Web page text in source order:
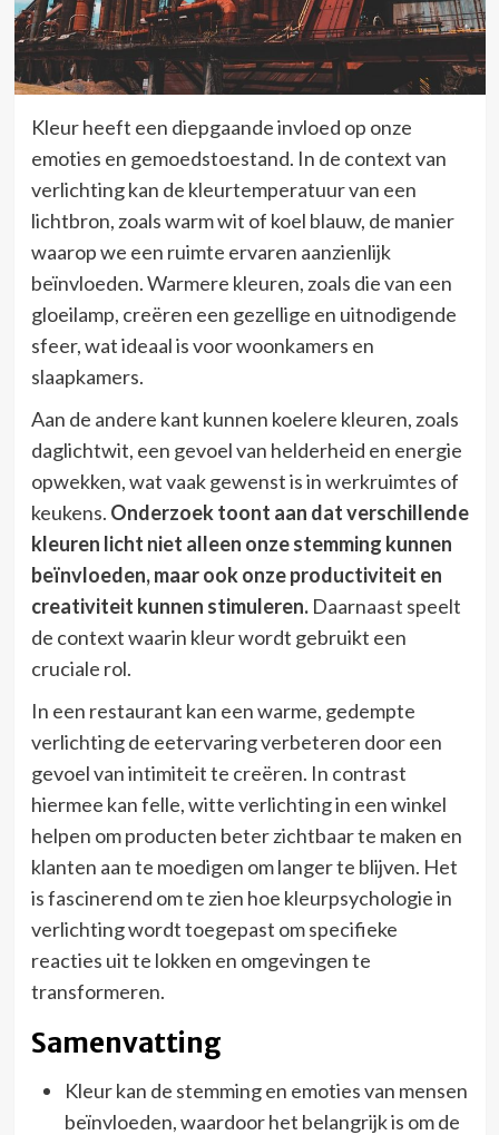
Kleur heeft een diepgaande invloed op onze
emoties en gemoedstoestand. In de context van
verlichting kan de kleurtemperatuur van een
lichtbron, zoals warm wit of koel blauw, de manier
waarop we een ruimte ervaren aanzienlijk
beïnvloeden. Warmere kleuren, zoals die van een
gloeilamp, creëren een gezellige en uitnodigende
sfeer, wat ideaal is voor woonkamers en
slaapkamers.
Aan de andere kant kunnen koelere kleuren, zoals
daglichtwit, een gevoel van helderheid en energie
opwekken, wat vaak gewenst is in werkruimtes of
keukens. Onderzoek toont aan dat verschillende
kleuren licht niet alleen onze stemming kunnen
beïnvloeden, maar ook onze productiviteit en
creativiteit kunnen stimuleren.Daarnaast speelt
de context waarin kleur wordt gebruikt een
cruciale rol.
In een restaurant kan een warme, gedempte
verlichting de eetervaring verbeteren door een
gevoel van intimiteit te creëren. In contrast
hiermee kan felle, witte verlichting in een winkel
helpen om producten beter zichtbaar te maken en
klanten aan te moedigen om langer te blijven. Het
is fascinerend om te zien hoe kleurpsychologie in
verlichting wordt toegepast om specifieke
reacties uit te lokken en omgevingen te
transformeren.
Samenvatting
Kleur kan de stemming en emoties van mensen
beïnvloeden, waardoor het belangrijk is om de